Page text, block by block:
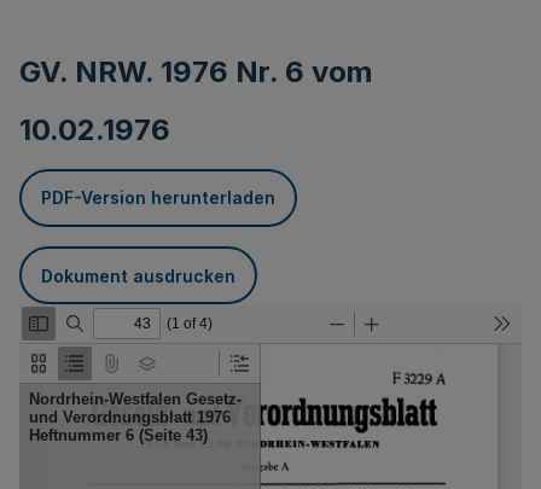
GV. NRW. 1976 Nr. 6 vom
10.02.1976
PDF-Version herunterladen
Dokument ausdrucken